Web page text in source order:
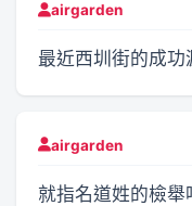
airgarden
最近西圳街的成
airgarden
就指名道姓的檢舉